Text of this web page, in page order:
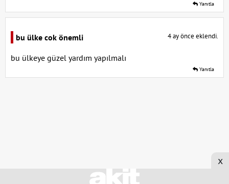
Yanıtla
bu ülke cok önemli 4 ay önce eklendi.
bu ülkeye güzel yardım yapılmalı
Yanıtla
x